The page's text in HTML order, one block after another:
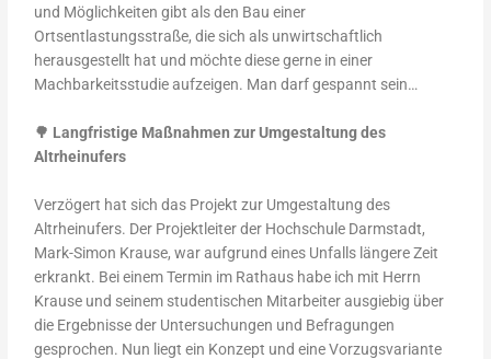
und Möglichkeiten gibt als den Bau einer
Ortsentlastungsstraße, die sich als unwirtschaftlich
herausgestellt hat und möchte diese gerne in einer
Machbarkeitsstudie aufzeigen. Man darf gespannt sein…
🌳 Langfristige Maßnahmen zur Umgestaltung des
Altrheinufers
Verzögert hat sich das Projekt zur Umgestaltung des
Altrheinufers. Der Projektleiter der Hochschule Darmstadt,
Mark-Simon Krause, war aufgrund eines Unfalls längere Zeit
erkrankt. Bei einem Termin im Rathaus habe ich mit Herrn
Krause und seinem studentischen Mitarbeiter ausgiebig über
die Ergebnisse der Untersuchungen und Befragungen
gesprochen. Nun liegt ein Konzept und eine Vorzugsvariante